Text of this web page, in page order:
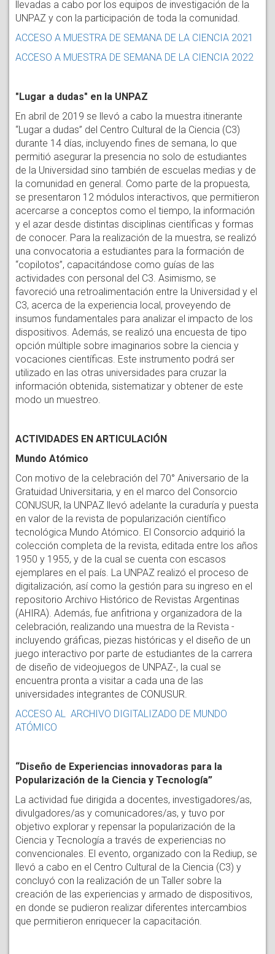
llevadas a cabo por los equipos de investigación de la
UNPAZ y con la participación de toda la comunidad.
ACCESO A MUESTRA DE SEMANA DE LA CIENCIA 2021
ACCESO A MUESTRA DE SEMANA DE LA CIENCIA 2022
"Lugar a dudas" en la UNPAZ
En abril de 2019 se llevó a cabo la muestra itinerante
“Lugar a dudas” del Centro Cultural de la Ciencia (C3)
durante 14 días, incluyendo fines de semana, lo que
permitió asegurar la presencia no solo de estudiantes
de la Universidad sino también de escuelas medias y de
la comunidad en general. Como parte de la propuesta,
se presentaron 12 módulos interactivos, que permitieron
acercarse a conceptos como el tiempo, la información
y el azar desde distintas disciplinas científicas y formas
de conocer. Para la realización de la muestra, se realizó
una convocatoria a estudiantes para la formación de
“copilotos”, capacitándose como guías de las
actividades con personal del C3. Asimismo, se
favoreció una retroalimentación entre la Universidad y el
C3, acerca de la experiencia local, proveyendo de
insumos fundamentales para analizar el impacto de los
dispositivos. Además, se realizó una encuesta de tipo
opción múltiple sobre imaginarios sobre la ciencia y
vocaciones científicas. Este instrumento podrá ser
utilizado en las otras universidades para cruzar la
información obtenida, sistematizar y obtener de este
modo un muestreo.
ACTIVIDADES EN ARTICULACIÓN
Mundo Atómico
Con motivo de la celebración del 70° Aniversario de la
Gratuidad Universitaria, y en el marco del Consorcio
CONUSUR, la UNPAZ llevó adelante la curaduría y puesta
en valor de la revista de popularización científico
tecnológica Mundo Atómico. El Consorcio adquirió la
colección completa de la revista, editada entre los años
1950 y 1955, y de la cual se cuenta con escasos
ejemplares en el país. La UNPAZ realizó el proceso de
digitalización, así como la gestión para su ingreso en el
repositorio Archivo Histórico de Revistas Argentinas
(AHIRA). Además, fue anfitriona y organizadora de la
celebración, realizando una muestra de la Revista -
incluyendo gráficas, piezas históricas y el diseño de un
juego interactivo por parte de estudiantes de la carrera
de diseño de videojuegos de UNPAZ-, la cual se
encuentra pronta a visitar a cada una de las
universidades integrantes de CONUSUR.
ACCESO AL ARCHIVO DIGITALIZADO DE MUNDO
ATÓMICO
“Diseño de Experiencias innovadoras para la
Popularización de la Ciencia y Tecnología”
La actividad fue dirigida a docentes, investigadores/as,
divulgadores/as y comunicadores/as, y tuvo por
objetivo explorar y repensar la popularización de la
Ciencia y Tecnología a través de experiencias no
convencionales. El evento, organizado con la Rediup, se
llevó a cabo en el Centro Cultural de la Ciencia (C3) y
concluyó con la realización de un Taller sobre la
creación de las experiencias y armado de dispositivos,
en donde se pudieron realizar diferentes intercambios
que permitieron enriquecer la capacitación.